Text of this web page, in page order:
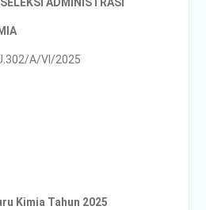
ADMINISTRASI
A/VI/2025
Kimia Tahun 2025